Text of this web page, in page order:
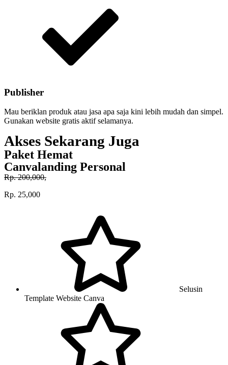
Publisher
Mau beriklan produk atau jasa apa saja kini lebih mudah dan simpel.
Gunakan website gratis aktif selamanya.
Akses Sekarang Juga
Paket Hemat
Canvalanding Personal
Rp. 200,000,
Rp. 25,000
Selusin
Template Website Canva